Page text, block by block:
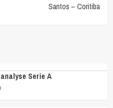
Santos – Coritiba
Serie A